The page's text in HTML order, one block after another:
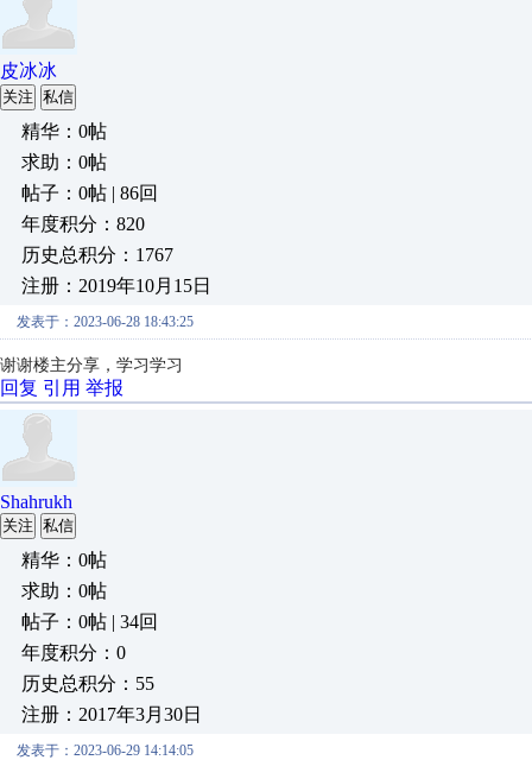
皮冰冰
关注 私信
精华：0帖
求助：0帖
帖子：0帖 | 86回
年度积分：820
历史总积分：1767
注册：2019年10月15日
发表于：2023-06-28 18:43:25
谢谢楼主分享，学习学习
回复 引用 举报
Shahrukh
关注 私信
精华：0帖
求助：0帖
帖子：0帖 | 34回
年度积分：0
历史总积分：55
注册：2017年3月30日
发表于：2023-06-29 14:14:05